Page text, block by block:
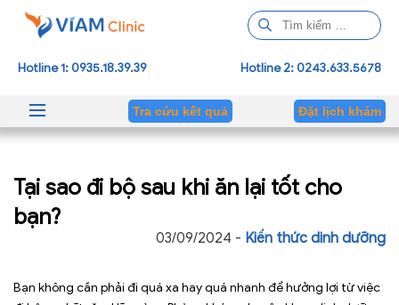
ì
m
h
Hotline 1: 0935.18.39.39 Hotline 2: 0243.633.5678
Tra cứu kết quả Đặt lịch khám
Tại sao đi bộ sau khi ăn lại tốt cho
bạn?
03/09/2024 - Kiến thức dinh dưỡng
Bạn không cần phải đi quá xa hay quá nhanh để hưởng lợi từ việc